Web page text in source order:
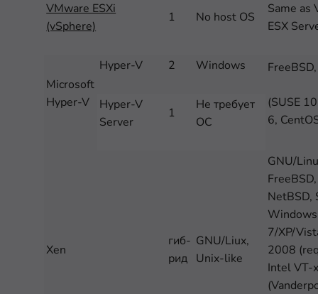
VMware ESXi
(vSphere)
1 No host OS
Same as
ESX
Microsoft
Hyper-V
Hyper-V 2 Windows
(SUSE
6,
Hyper-V
Server
1
Не требует
ОС
Xen
гиб-
рид
GNU/Liux,
Unix-like
GNU/
NetBSD,
Windows
7/XP/
2008
Intel VT-